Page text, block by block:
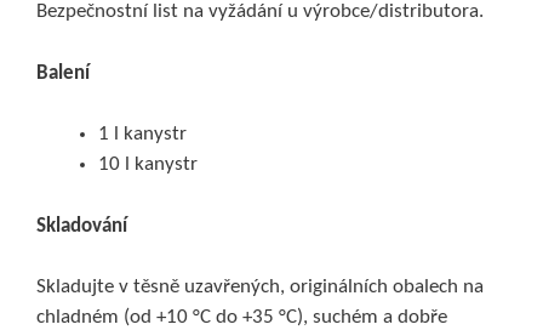
Bezpečnostní list na vyžádání u výrobce/distributora.
Balení
1 l kanystr
10 l kanystr
Skladování
Skladujte v těsně uzavřených, originálních obalech na
chladném (od +10 °C do +35 °C), suchém a dobře